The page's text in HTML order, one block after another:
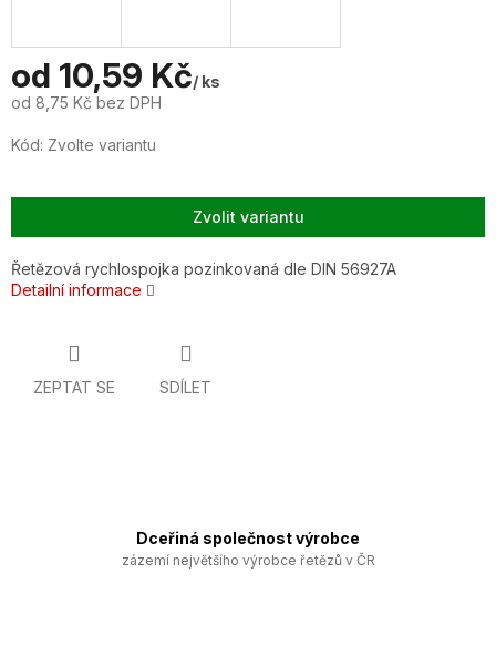
od 10,59 Kč/ ks
od 8,75 Kč bez DPH
cena:
Kód: Zvolte variantu
Zvolit variantu
Řetězová rychlospojka pozinkovaná dle DIN 56927A
Detailní informace
ZEPTAT SE SDÍLET
Dceřiná společnost výrobce
zázemí největšího výrobce řetězů v ČR